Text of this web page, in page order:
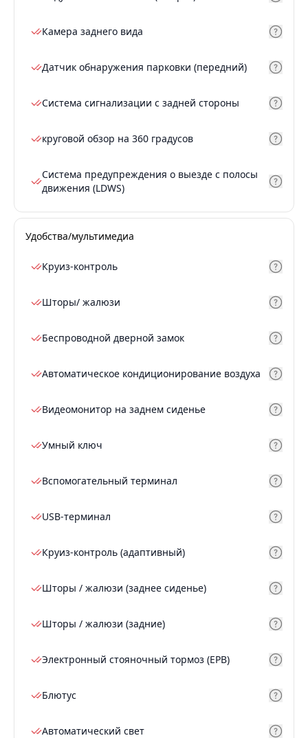
Камера заднего вида
Датчик обнаружения парковки (передний)
Система сигнализации с задней стороны
круговой обзор на 360 градусов
Система предупреждения о выезде с полосы
движения (LDWS)
Удобства/мультимедиа
Круиз-контроль
Шторы/ жалюзи
Беспроводной дверной замок
Автоматическое кондиционирование воздуха
Видеомонитор на заднем сиденье
Умный ключ
Вспомогательный терминал
USB-терминал
Круиз-контроль (адаптивный)
Шторы / жалюзи (заднее сиденье)
Шторы / жалюзи (задние)
Электронный стояночный тормоз (EPB)
Блютус
Автоматический свет